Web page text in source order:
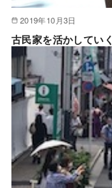
2019年10月3日
古民家を活かしていく